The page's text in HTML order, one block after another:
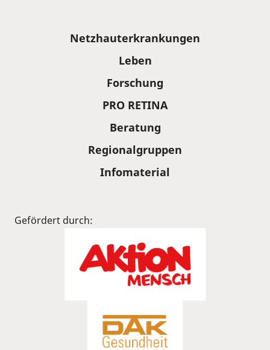
Netzhauterkrankungen
Leben
Forschung
PRO RETINA
Beratung
Regionalgruppen
Infomaterial
Gefördert durch: